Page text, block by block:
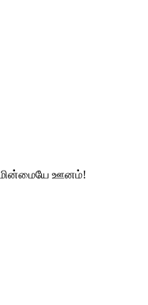
ஊனம்!